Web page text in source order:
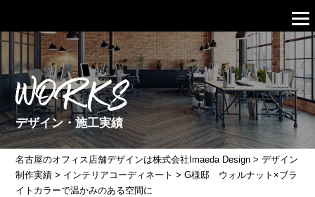
WORKS
デザイン・施工実績
名古屋のオフィス店舗デザインは株式会社Imaeda Design >デザイン
制作実績 > インテリアコーディネート >G様邸 ウォルナット×ブラ
イトカラーで温かみのある空間に